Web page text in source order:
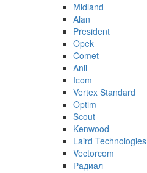
Midland
Alan
President
Opek
Comet
Anli
Icom
Vertex Standard
Optim
Scout
Kenwood
Laird Technologies
Vectorcom
Радиал